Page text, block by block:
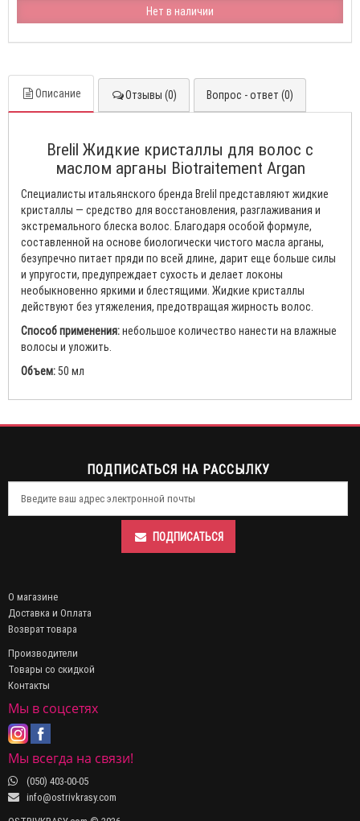
Нет в наличии
Описание Отзывы (0) Вопрос - ответ (0)
Brelil Жидкие кристаллы для волос с
маслом арганы Biotraitement Argan
Специалисты итальянского бренда Brelil представляют жидкие
кристаллы — средство для восстановления, разглаживания и
экстремального блеска волос. Благодаря особой формуле,
составленной на основе биологически чистого масла арганы,
безупречно питает пряди по всей длине, дарит еще больше силы
и упругости, предупреждает сухость и делает локоны
необыкновенно яркими и блестящими. Жидкие кристаллы
действуют без утяжеления, предотвращая жирность волос.
Способ применения:небольшое количество нанести на влажные
волосы и уложить.
Объем:50 мл
ПОДПИСАТЬСЯ НА РАССЫЛКУ
ПОДПИСАТЬСЯ
О магазине
Доставка и Оплата
Возврат товара
Производители
Товары со скидкой
Контакты
Мы в соцсетях
Мы всегда на связи!
(050) 403-00-05
info@ostrivkrasy.com